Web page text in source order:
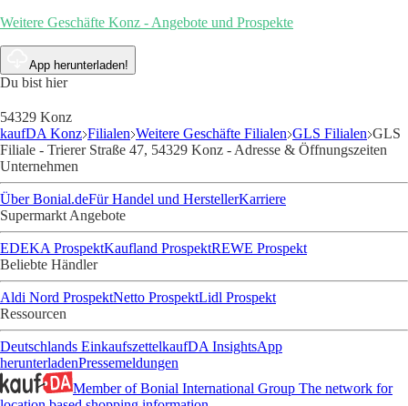
Weitere Geschäfte Konz - Angebote und Prospekte
App herunterladen!
Du bist hier
54329 Konz
kaufDA Konz Filialen Weitere Geschäfte Filialen GLS Filialen GLS
Filiale - Trierer Straße 47, 54329 Konz - Adresse & Öffnungszeiten
Unternehmen
Über Bonial.deFür Handel und HerstellerKarriere
Supermarkt Angebote
EDEKA ProspektKaufland ProspektREWE Prospekt
Beliebte Händler
Aldi Nord ProspektNetto ProspektLidl Prospekt
Ressourcen
Deutschlands EinkaufszettelkaufDA InsightsApp
herunterladenPressemeldungen
Member of Bonial International Group The network for